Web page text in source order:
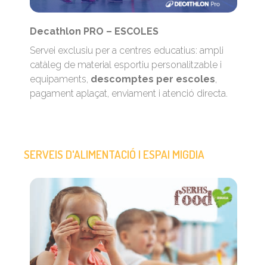
Decathlon PRO – ESCOLES
Servei exclusiu per a centres educatius: ampli
catàleg de material esportiu personalitzable i
equipaments, descomptes per escoles
pagament aplaçat, enviament i atenció directa.
SERVEIS D'ALIMENTACIÓ I ESPAI MIGDIA